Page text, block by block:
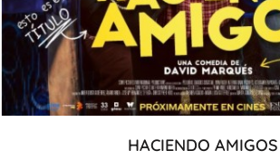
HACIENDO AMIGOS